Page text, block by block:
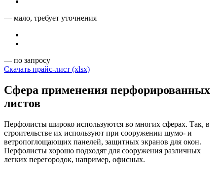
— мало, требует уточнения
— по запросу
Скачать прайс-лист (xlsx)
Сфера применения перфорированных
листов
Перфолисты широко используются во многих сферах. Так, в
строительстве их используют при сооружении шумо- и
ветропоглощающих панелей, защитных экранов для окон.
Перфолисты хорошо подходят для сооружения различных
легких перегородок, например, офисных.